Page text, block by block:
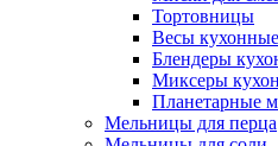
Тортовницы
Весы
Блендеры
Миксеры
Планетарные
Мельницы для перца